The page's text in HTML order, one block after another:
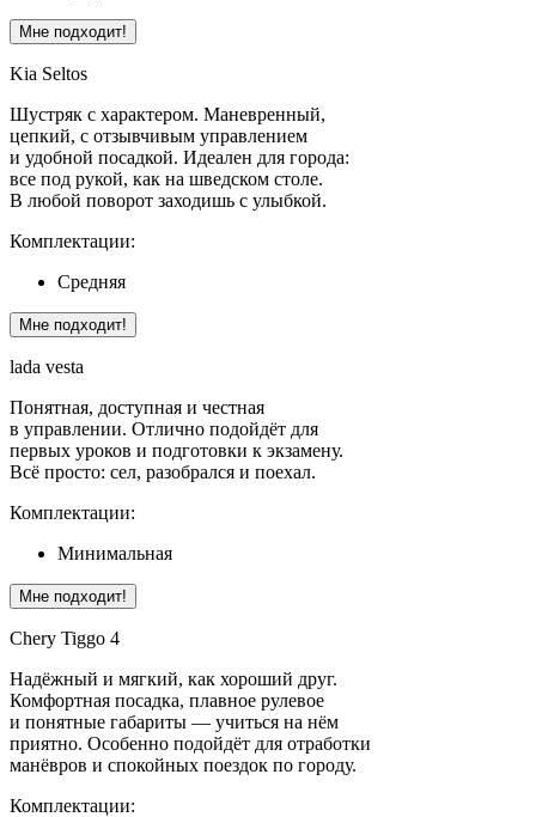
Мне подходит!
Kia Seltos
Шустряк с характером. Маневренный,
цепкий, с отзывчивым управлением
и удобной посадкой. Идеален для города:
все под рукой, как на шведском столе.
В любой поворот заходишь с улыбкой.
Комплектации:
Средняя
Мне подходит!
lada vesta
Понятная, доступная и честная
в управлении. Отлично подойдёт для
первых уроков и подготовки к экзамену.
Всё просто: сел, разобрался и поехал.
Комплектации:
Минимальная
Мне подходит!
Chery Tiggo 4
Надёжный и мягкий, как хороший друг.
Комфортная посадка, плавное рулевое
и понятные габариты — учиться на нём
приятно. Особенно подойдёт для отработки
манёвров и спокойных поездок по городу.
Комплектации: